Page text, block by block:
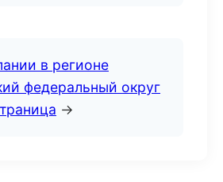
в регионе
федеральный округ
→